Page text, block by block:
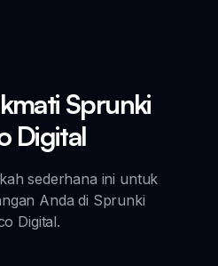
Sprunki
Digital
sederhana ini untuk
Anda di Sprunki
Digital.